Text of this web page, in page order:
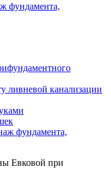
фундамента,
ливневой канализации
фундамента,